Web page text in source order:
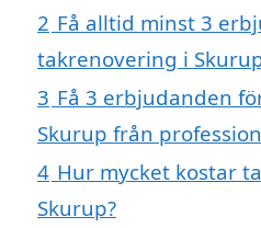
2 Få alltid minst 3
takrenovering i
3 Få 3 erbjudanden
Skurup från
4 Hur mycket kostar
Skurup?